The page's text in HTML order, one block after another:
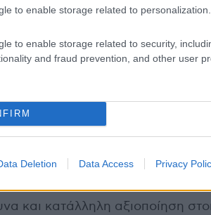
to enable storage related to personalization.
to enable storage related to security,
and fraud prevention, and other user
Deletion Data Access Privacy
και τη Φλώρινα 💙
έτους εξαπατήθηκε,
άτομο για αγορά
το χρηματικό ποσό
και κατάλληλη αξιοποίηση